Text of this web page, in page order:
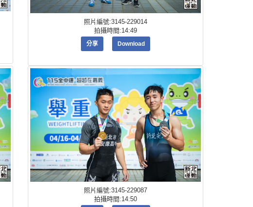
照片編號:3145-229014
拍攝時間:14:49
分享 Download
照片編號:3145-229087
拍攝時間:14:50